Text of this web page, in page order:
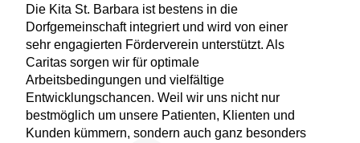
Die Kita St. Barbara ist bestens in die
Dorfgemeinschaft integriert und wird von einer
sehr engagierten Förderverein unterstützt. Als
Caritas sorgen wir für optimale
Arbeitsbedingungen und vielfältige
Entwicklungschancen. Weil wir uns nicht nur
bestmöglich um unsere Patienten, Klienten und
Kunden kümmern, sondern auch ganz besonders